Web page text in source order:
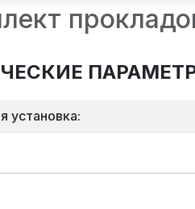
установка: